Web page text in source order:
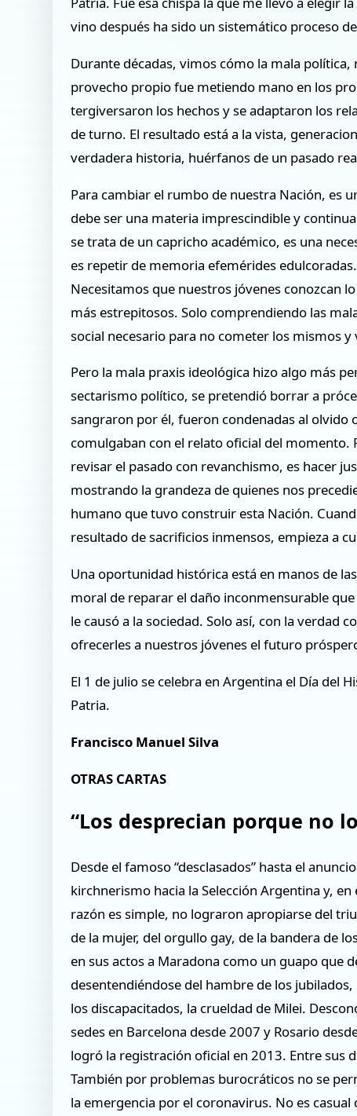
vino después ha sido un sistemático proceso
Durante décadas, vimos cómo la mala
provecho propio fue metiendo mano en los
tergiversaron los hechos y se adaptaron los
de turno. El resultado está a la vista,
verdadera historia, huérfanos de un pasado
Para cambiar el rumbo de nuestra Nación, es
debe ser una materia imprescindible y
se trata de un capricho académico, es una
es repetir de memoria efemérides
Necesitamos que nuestros jóvenes conozcan
más estrepitosos. Solo comprendiendo las
social necesario para no cometer los mismos
Pero la mala praxis ideológica hizo algo más
sectarismo político, se pretendió borrar a
sangraron por él, fueron condenadas al olvido
comulgaban con el relato oficial del momento.
revisar el pasado con revanchismo, es hacer
mostrando la grandeza de quienes nos
humano que tuvo construir esta Nación.
resultado de sacrificios inmensos, empieza a
Una oportunidad histórica está en manos de
moral de reparar el daño inconmensurable
le causó a la sociedad. Solo así, con la verdad
ofrecerles a nuestros jóvenes el futuro
El 1 de julio se celebra en Argentina el Día del
Patria.
Francisco Manuel Silva
OTRAS CARTAS
“Los desprecian porque no
Desde el famoso “desclasados” hasta el
kirchnerismo hacia la Selección Argentina y,
razón es simple, no lograron apropiarse del
de la mujer, del orgullo gay, de la bandera de
en sus actos a Maradona como un guapo que
desentendiéndose del hambre de los
los discapacitados, la crueldad de Milei.
sedes en Barcelona desde 2007 y Rosario
logró la registración oficial en 2013. Entre sus
También por problemas burocráticos no se
la emergencia por el coronavirus. No es